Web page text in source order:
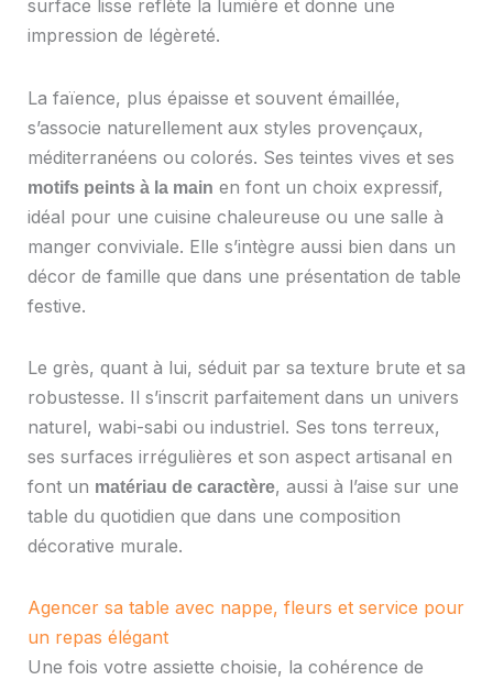
surface lisse reflète la lumière et donne une
impression de légèreté.
La faïence, plus épaisse et souvent émaillée,
s’associe naturellement aux styles provençaux,
méditerranéens ou colorés. Ses teintes vives et ses
motifs peints à la main en font un choix expressif,
idéal pour une cuisine chaleureuse ou une salle à
manger conviviale. Elle s’intègre aussi bien dans un
décor de famille que dans une présentation de table
festive.
Le grès, quant à lui, séduit par sa texture brute et sa
robustesse. Il s’inscrit parfaitement dans un univers
naturel, wabi-sabi ou industriel. Ses tons terreux,
ses surfaces irrégulières et son aspect artisanal en
font un matériau de caractère, aussi à l’aise sur une
table du quotidien que dans une composition
décorative murale.
Agencer sa table avec nappe, fleurs et service pour
un repas élégant
Une fois votre assiette choisie, la cohérence de